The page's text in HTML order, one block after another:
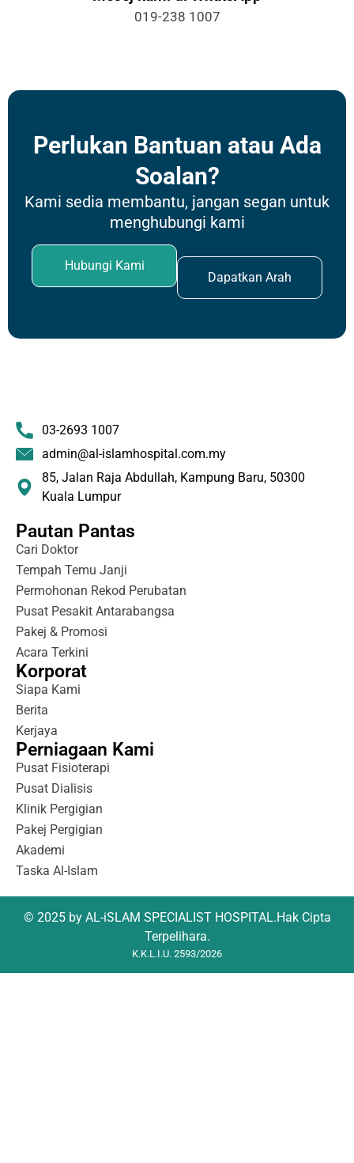
019-238 1007 ​
Perlukan Bantuan atau Ada
Soalan?
Kami sedia membantu, jangan segan untuk
menghubungi kami
Hubungi Kami
Dapatkan Arah
03-2693 1007
admin@al-islamhospital.com.my
85, Jalan Raja Abdullah, Kampung Baru, 50300
Kuala Lumpur
Pautan Pantas
Cari Doktor
Tempah Temu Janji
Permohonan Rekod Perubatan
Pusat Pesakit Antarabangsa
Pakej & Promosi
Acara Terkini
Korporat
Siapa Kami
Berita
Kerjaya
Perniagaan Kami
Pusat Fisioterapi
Pusat Dialisis
Klinik Pergigian
Pakej Pergigian
Akademi
Taska Al-Islam
© 2025 by AL-iSLAM SPECIALIST HOSPITAL.Hak Cipta
Terpelihara.
K.K.L.I.U. 2593/2026